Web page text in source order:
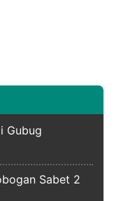
Gubug
Sabet 2